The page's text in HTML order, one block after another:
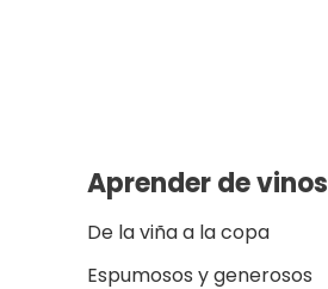
Aprender de vinos
De la viña a la copa
Espumosos y generosos